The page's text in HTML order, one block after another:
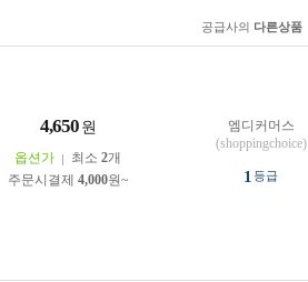
공급사의 다른상품
4,650 원
옵션가 최소 2개
주문시결제 4,000원~
엠디커머스
(shoppingchoice)
1 등급